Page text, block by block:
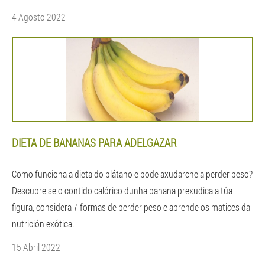
4 Agosto 2022
DIETA DE BANANAS PARA ADELGAZAR
Como funciona a dieta do plátano e pode axudarche a perder peso?
Descubre se o contido calórico dunha banana prexudica a túa
figura, considera 7 formas de perder peso e aprende os matices da
nutrición exótica.
15 Abril 2022